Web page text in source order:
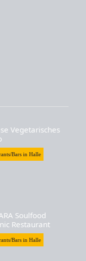
Vegetarisches
Bars in Halle
Soulfood
Restaurant
Bars in Halle